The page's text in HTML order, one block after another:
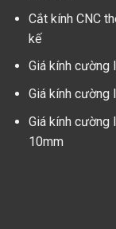
Cắt kính CNC
kế
Giá kính cường
Giá kính cường
Giá kính cường
10mm